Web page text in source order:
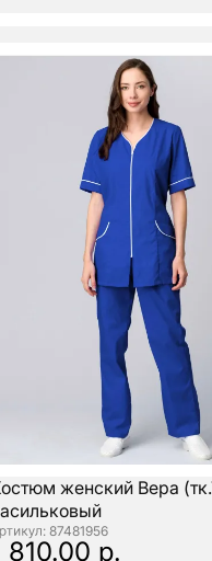
женский Вера
: 87481956
810.00 р.